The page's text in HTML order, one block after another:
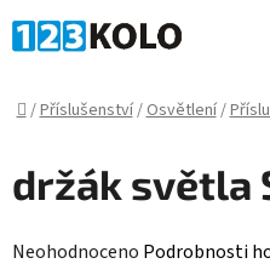
na
Domů
/Příslušenství/Osvětlení/
držák světla
Průměrné
Neohodnoceno Podrobnosti